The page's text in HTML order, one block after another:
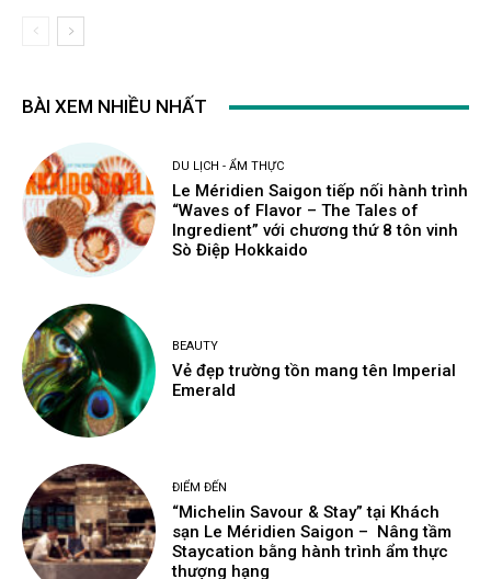
BÀI XEM NHIỀU NHẤT
DU LỊCH - ẨM THỰC
Le Méridien Saigon tiếp nối hành trình
“Waves of Flavor – The Tales of
Ingredient” với chương thứ 8 tôn vinh
Sò Điệp Hokkaido
BEAUTY
Vẻ đẹp trường tồn mang tên Imperial
Emerald
ĐIỂM ĐẾN
“Michelin Savour & Stay” tại Khách
sạn Le Méridien Saigon – Nâng tầm
Staycation bằng hành trình ẩm thực
thượng hạng